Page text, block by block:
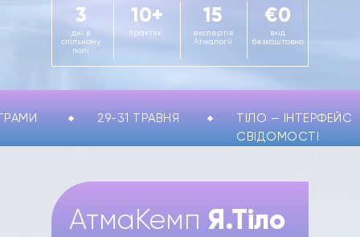
€0
15
10+
вхід
безкоштовно
експертів
Атмалогії
практик
дні в
спільному
полі
3
ТІЛО — ІНТЕРФЕЙС
СВІДОМОСТІ
29-31 ТРАВНЯ
АтмаКемп Я.Тіло